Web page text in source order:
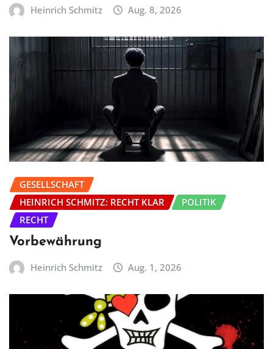
Heinrich Schmitz Aug. 8, 2026
GESELLSCHAFT
HEINRICH SCHMITZ: RECHT KLAR
POLITIK
RECHT
Vorbewährung
Heinrich Schmitz Aug. 1, 2026